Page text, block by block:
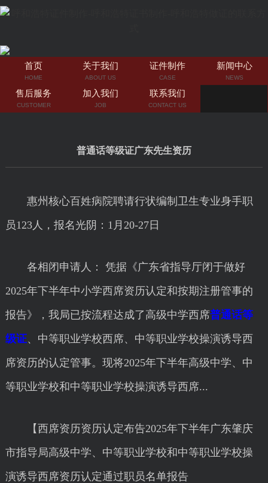
首页
HOME
关于我们
ABOUT US
证件制作
CASE
新闻中心
NEWS
售后服务
CUSTOMER
加入我们
JOB
联系我们
CONTACT US
普通话等级证广东先生资历
惠州核心百姓病院聘请行状编制卫生专业身手职
员123人，报名光阴：1月20-27日
各相闭申请人： 凭据《广东省指导厅闭于做好
2025年下半年中小学西席资历认定和按期注册管事的
报告》，我局已按流程达成了高级中学西席普通话等
级证、中等职业学校西席、中等职业学校操演诱导西
席资历的认定管事。现将2025年下半年高级中学、中
等职业学校和中等职业学校操演诱导西席...
【西席资历资历认定布告2025年下半年广东肇庆
市指导局高级中学、中等职业学校和中等职业学校操
演诱导西席资历认定通过职员名单报告